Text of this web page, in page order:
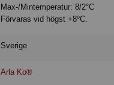
Max-/Mintemperatur: 8/2°C
Förvaras vid högst +8ºC.
Sverige
Arla Ko®